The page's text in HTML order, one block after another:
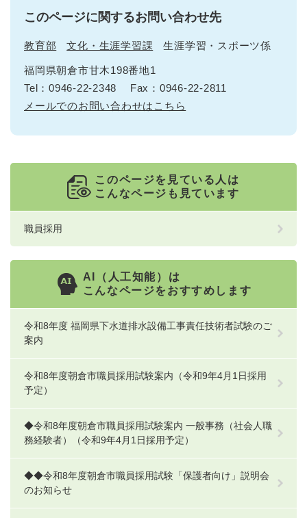
このページに関するお問い合わせ先
教育部 文化・生涯学習課 生涯学習・スポーツ係
福岡県朝倉市甘木198番地1
Tel：0946-22-2348
Fax：0946-22-2811
メールでのお問い合わせはこちら
このページを見ている人は
こんなページも見ています
職員採用
AI（人工知能）は
こんなページをおすすめします
令和8年度 福岡県下水道排水設備工事責任技術者試験のご
案内
令和8年度朝倉市職員採用試験案内（令和9年4月1日採用
予定）
◆令和8年度朝倉市職員採用試験案内 一般事務（社会人職
務経験者）（令和9年4月1日採用予定）
◆◆令和8年度朝倉市職員採用試験「保護者向け」説明会
のお知らせ